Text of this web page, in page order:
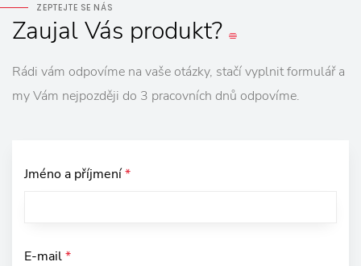
ZEPTEJTE SE NÁS
ZaujalVás produkt?
Rádi vám odpovíme na vaše otázky, stačí vyplnit formulář a
my Vám nejpozději do 3 pracovních dnů odpovíme.
Jméno a příjmení*
E-mail*